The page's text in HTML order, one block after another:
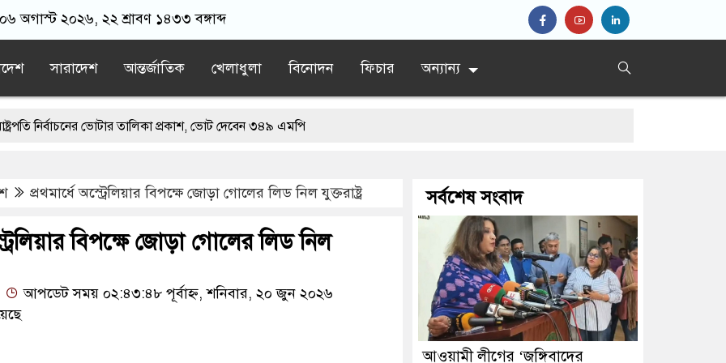
অগাস্ট ২০২৬, ২২ শ্রাবণ ১৪৩৩ বঙ্গাব্দ
সারাদেশ আন্তর্জাতিক খেলাধুলা বিনোদন ফিচার অন্যান্য
ভোটার তালিকা প্রকাশ, ভোট দেবেন ৩৪৯ এমপি
ফ্রি ফায়র গেম নিয়ে বিরোধে শিশু আবির হত্যা: দুই কিশোরের কারাদণ্ড
‘জঙ্গিবাদের ন্যারেটিভ’ পুরনো রাজনীতি : পররাষ্ট্র প্রতিমন্ত্রী
নির্দেশ
প্রথমার্ধে অস্ট্রেলিয়ার বিপক্ষে জোড়া গোলের লিড নিল যুক্তরাষ্ট্র
বিপক্ষে জোড়া গোলের লিড নিল
আপডেট সময় ০২:৪৩:৪৮ পূর্বাহ্ন, শনিবার, ২০ জুন ২০২৬
সর্বশেষ সংবাদ
আওয়ামী লীগের ‘জঙ্গিবাদের